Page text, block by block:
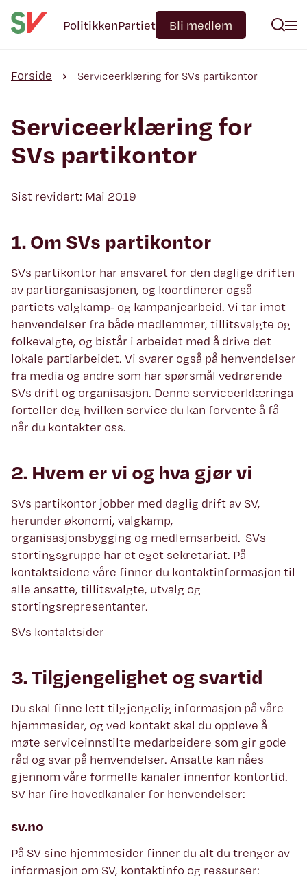
PolitikkenPartiet Bli medlem
Forside Serviceerklæring for SVs partikontor
Serviceerklæring for
SVs partikontor
Sist revidert: Mai 2019
1. Om SVs partikontor
SVs partikontor har ansvaret for den daglige driften
av partiorganisasjonen, og koordinerer også
partiets valgkamp- og kampanjearbeid. Vi tar imot
henvendelser fra både medlemmer, tillitsvalgte og
folkevalgte, og bistår i arbeidet med å drive det
lokale partiarbeidet. Vi svarer også på henvendelser
fra media og andre som har spørsmål vedrørende
SVs drift og organisasjon. Denne serviceerklæringa
forteller deg hvilken service du kan forvente å få
når du kontakter oss.
2. Hvem er vi og hva gjør vi
SVs partikontor jobber med daglig drift av SV,
herunder økonomi, valgkamp,
organisasjonsbygging og medlemsarbeid. SVs
stortingsgruppe har et eget sekretariat. På
kontaktsidene våre finner du kontaktinformasjon til
alle ansatte, tillitsvalgte, utvalg og
stortingsrepresentanter.
SVs kontaktsider
3. Tilgjengelighet og svartid
Du skal finne lett tilgjengelig informasjon på våre
hjemmesider, og ved kontakt skal du oppleve å
møte serviceinnstilte medarbeidere som gir gode
råd og svar på henvendelser. Ansatte kan nåes
gjennom våre formelle kanaler innenfor kontortid.
SV har fire hovedkanaler for henvendelser:
sv.no
På SV sine hjemmesider finner du alt du trenger av
informasjon om SV, kontaktinfo og ressurser: